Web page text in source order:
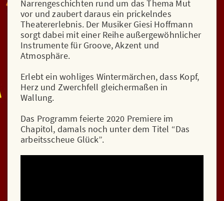
Narrengeschichten rund um das Thema Mut
vor und zaubert daraus ein prickelndes
Theatererlebnis. Der Musiker Giesi Hoffmann
sorgt dabei mit einer Reihe außergewöhnlicher
Instrumente für Groove, Akzent und
Atmosphäre.
Erlebt ein wohliges Wintermärchen, dass Kopf,
Herz und Zwerchfell gleichermaßen in
Wallung.
Das Programm feierte 2020 Premiere im
Chapitol, damals noch unter dem Titel “Das
arbeitsscheue Glück”.